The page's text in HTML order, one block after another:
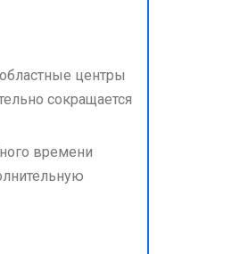
центры
сокращается
времени